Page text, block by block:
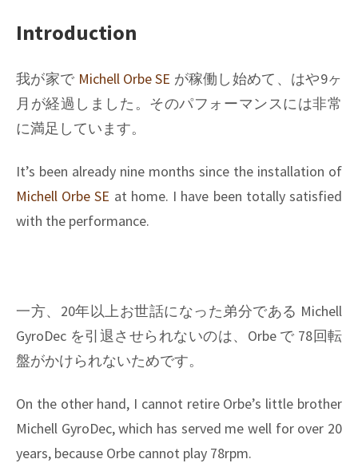
Introduction
我が家で Michell Orbe SE が稼働し始めて、はや9ヶ
月が経過しました。そのパフォーマンスには非常
に満足しています。
It’s been already nine months since the installation of
Michell Orbe SE at home. I have been totally satisfied
with the performance.
一方、20年以上お世話になった弟分である Michell
GyroDec を引退させられないのは、Orbe で 78回転
盤がかけられないためです。
On the other hand, I cannot retire Orbe’s little brother
Michell GyroDec, which has served me well for over 20
years, because Orbe cannot play 78rpm.